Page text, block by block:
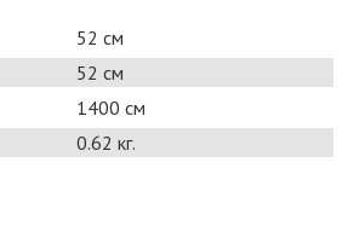
52 см
52 см
1400 см
0.62 кг.